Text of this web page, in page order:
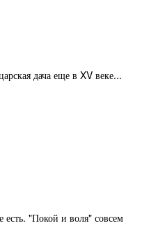
дача еще в XV веке...
есть. "Покой и воля" совсем